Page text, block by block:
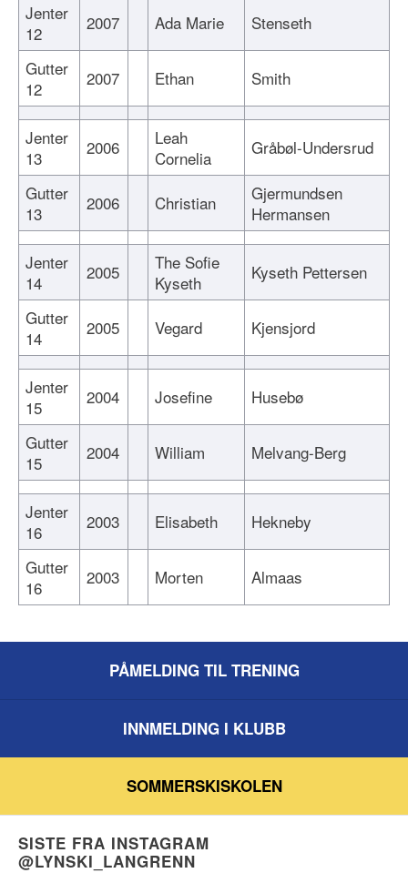
Jenter
12
2007 Ada Marie
Stenseth
Gutter
12
2007 Ethan Smith
Jenter
13
2006
Leah
Cornelia
Gråbøl-Undersrud
Gutter
13
2006 Christian
Gjermundsen
Hermansen
Jenter
14
2005
The Sofie
Kyseth
Kyseth Pettersen
Gutter
14
2005 Vegard Kjensjord
Jenter
15
2004 Josefine
Husebø
Gutter
15
2004 William Melvang-Berg
Jenter
16
2003 Elisabeth
Hekneby
Gutter
16
2003 Morten Almaas
PÅMELDING TIL TRENING
INNMELDING I KLUBB
SOMMERSKISKOLEN
SISTE FRA INSTAGRAM
@LYNSKI_LANGRENN